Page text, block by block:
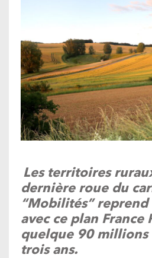
Les territoires
dernière roue du
“Mobilités” reprend
avec ce plan France
quelque 90 millions
trois ans.